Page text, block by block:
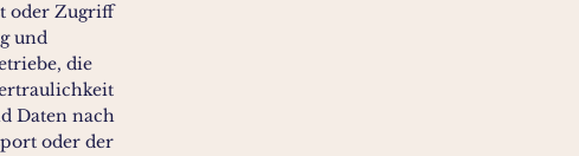
oder Zugriff
und
die
Daten nach
oder der